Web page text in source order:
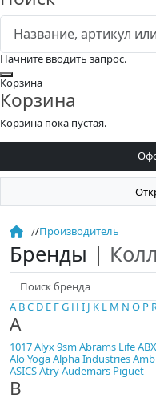
Начните вводить запрос.
Закрыть
Корзина
Корзина
Корзина пока пустая.
/Производитель
Бренды |
A BC D E FG H I J K L M N O P
A
1017 Alyx 9smAbrams LifeABX
Alo YogaAlpha Industries
ASICSAtryAudemars Piguet
B